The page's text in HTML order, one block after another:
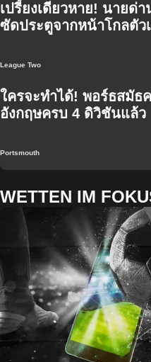
เปรี้ยงเดียวหาย! นายด่
ซัดประตูจากหน้าโกลตัว
League Two
ใครจะทำได้! พอร์ธสมัธ
อังกฤษครบ 4 ดิวิชันแล้ว
Portsmouth
WETTEN IM